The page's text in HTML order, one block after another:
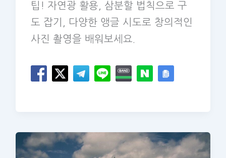
팁! 자연광 활용, 삼분할 법칙으로 구
도 잡기, 다양한 앵글 시도로 창의적인
사진 촬영을 배워보세요.